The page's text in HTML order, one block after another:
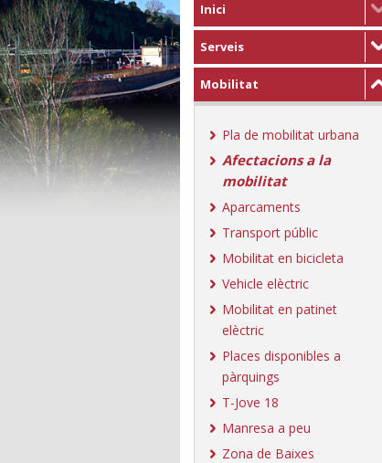
Inici
Serveis
Mobilitat
Pla de mobilitat urbana
Afectacions a la
mobilitat
Aparcaments
Transport públic
Mobilitat en bicicleta
Vehicle elèctric
Mobilitat en patinet
elèctric
Places disponibles a
pàrquings
T-Jove 18
Manresa a peu
Zona de Baixes